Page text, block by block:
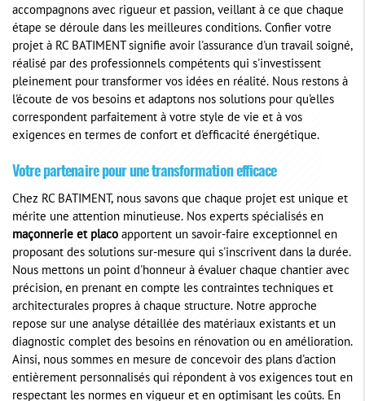
accompagnons avec rigueur et passion, veillant à ce que chaque
étape se déroule dans les meilleures conditions. Confier votre
projet à RC BATIMENT signifie avoir l'assurance d'un travail soigné,
réalisé par des professionnels compétents qui s'investissent
pleinement pour transformer vos idées en réalité. Nous restons à
l'écoute de vos besoins et adaptons nos solutions pour qu'elles
correspondent parfaitement à votre style de vie et à vos
exigences en termes de confort et d'efficacité énergétique.
Votre partenaire pour une transformation efficace
Chez RC BATIMENT, nous savons que chaque projet est unique et
mérite une attention minutieuse. Nos experts spécialisés en
maçonnerie et placo apportent un savoir-faire exceptionnel en
proposant des solutions sur-mesure qui s'inscrivent dans la durée.
Nous mettons un point d'honneur à évaluer chaque chantier avec
précision, en prenant en compte les contraintes techniques et
architecturales propres à chaque structure. Notre approche
repose sur une analyse détaillée des matériaux existants et un
diagnostic complet des besoins en rénovation ou en amélioration.
Ainsi, nous sommes en mesure de concevoir des plans d'action
entièrement personnalisés qui répondent à vos exigences tout en
respectant les normes en vigueur et en optimisant les coûts. En